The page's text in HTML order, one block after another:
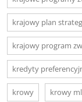
krajowy plan
krajowy program
kredyty
krowy krowy